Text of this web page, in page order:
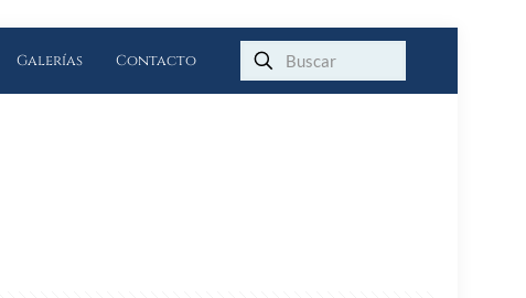
Galerías Contacto